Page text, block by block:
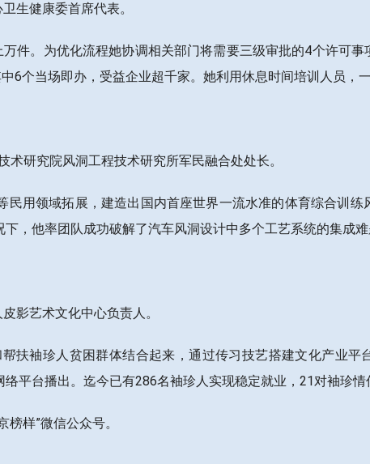
生健康委首席代表。
件。为优化流程她协调相关部门将需要三级审批的4个许可
6个当场即办，受益企业超千家。她利用休息时间培训人员，
研究院风洞工程技术研究所军民融合处处长。
用领域拓展，建造出国内首座世界一流水准的体育综合训
，他率团队成功破解了汽车风洞设计中多个工艺系统的集成难
影艺术文化中心负责人。
扶袖珍人贫困群体结合起来，通过传习技艺搭建文化产业
平台播出。迄今已有286名袖珍人实现稳定就业，21对袖珍情
样”微信公众号。